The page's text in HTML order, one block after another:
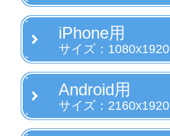
iPhone用
サイズ：1080x1920
Android用
サイズ：2160x1920